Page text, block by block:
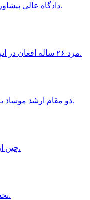
دادگاه عالى پيشاور درخواست اقامت موقت دو نظامى پيشين افغان را رد كرد.
مرد ٢۶ ساله افغان در اتريش به اتهام تجاوز جنسى به دو دختر ١۶ ساله بازداشت شد.
دو مقام ارشد موساد به دليل ناكامى در طرح سرنگونى حكومت ايران بركنار شدند.
چين از طالبان خواست افغانستان به پناهگاه تروريسم تبديل نشود.
نخستين جراحى باى پس قلب با كمک ربات در اتريش انجام شد.